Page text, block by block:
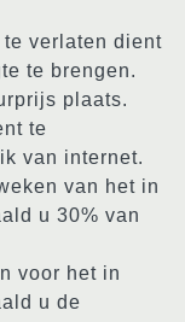
verlaten dient
te brengen.
plaats.
te
van internet.
van het in
u 30% van
voor het in
u de